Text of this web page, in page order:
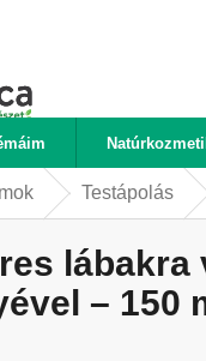
Testápolás
– 150